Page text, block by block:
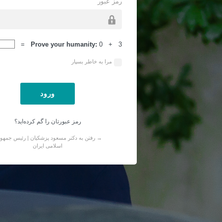
ورود Prove your humanity: 0 + 3 =
مرا به خاطر بسپار
رمز عبورتان را گم کرده‌اید؟
→ رفتن به دکتر مسعود پزشکیان | رئیس
اسلامی ایران